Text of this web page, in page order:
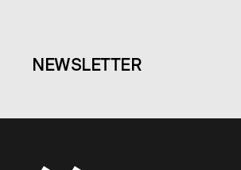
NEWSLETTER